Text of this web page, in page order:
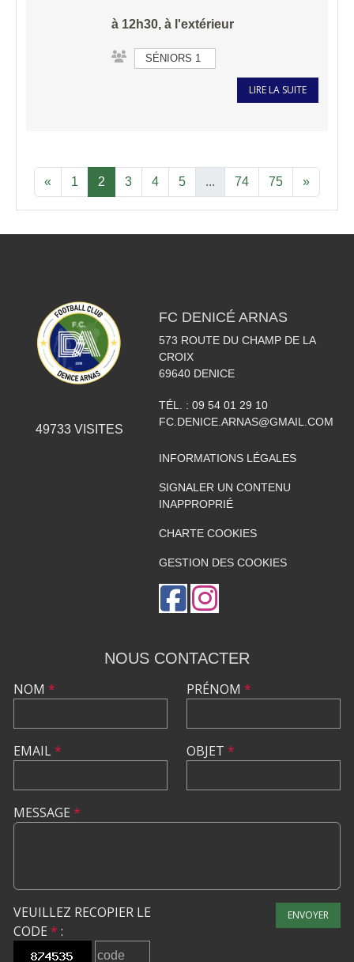
à 12h30, à l'extérieur
SÉNIORS 1
LIRE LA SUITE
« 1 2 3 4 5 ... 74 75 »
49733VISITES
FC DENICÉ ARNAS
573 ROUTE DU CHAMP DE LA
CROIX
69640 DENICE
TÉL. : 09 54 01 29 10
FC.DENICE.ARNAS@GMAIL.COM
INFORMATIONS LÉGALES
SIGNALER UN CONTENU
INAPPROPRIÉ
CHARTE COOKIES
GESTION DES COOKIES
NOUS CONTACTER
NOM *
EMAIL*
PRÉNOM *
OBJET *
MESSAGE *
VEUILLEZ RECOPIER LE
CODE * :
ENVOYER